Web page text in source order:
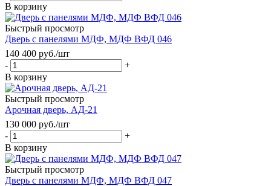
В корзину
Быстрый просмотр
Дверь с панелями МДФ, МДФ ВФД 046
140 400 руб./шт
-
+
В корзину
Быстрый просмотр
Арочная дверь, АД-21
130 000 руб./шт
-
+
В корзину
Быстрый просмотр
Дверь с панелями МДФ, МДФ ВФД 047